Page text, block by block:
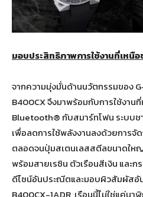
มอบประสิทธิภาพการใช้งานที่เหนื
จากความมุ่งมั่นด้านนวัตกรรมของ
B400CX จึงมาพร้อมกับการใช้งาน
Bluetooth® กับสมาร์ทโฟน ระบบ
เพื่อลดการใช้พลังงานลงด้วยการจั
ตลอดจนปุ่มสเตนเลสสตีลขนาดให
พร้อมสายเรซิน ตัวเรือนสีเงิน และ
ดีไซน์อันประณีตและมอบผิวสัมผัสอัน